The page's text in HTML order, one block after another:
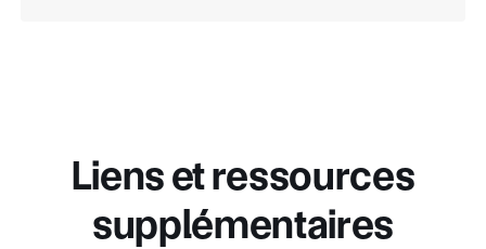
Liens et ressources
supplémentaires